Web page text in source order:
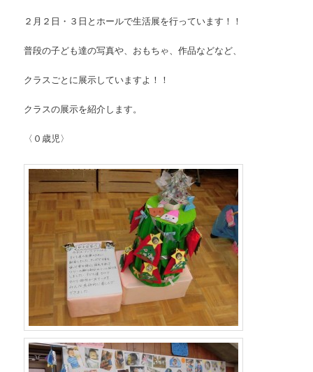
２月２日・３日とホールで生活展を行っています！！
普段の子ども達の写真や、おもちゃ、作品などなど、
クラスごとに展示していますよ！！
クラスの展示を紹介します。
〈０歳児〉